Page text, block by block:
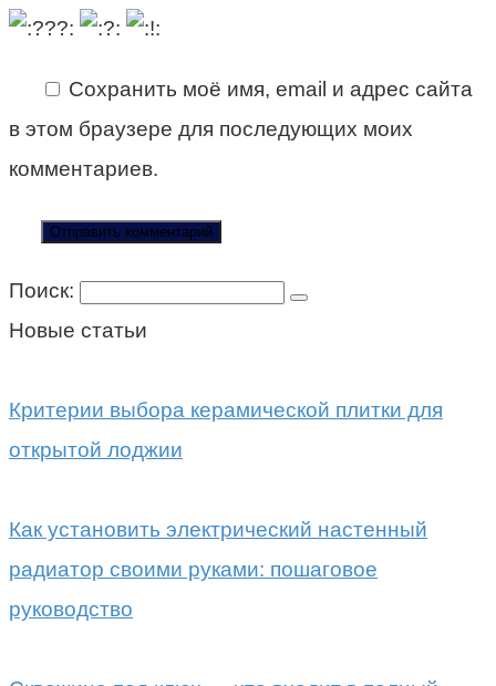
Сохранить моё имя, email и адрес сайта
в этом браузере для последующих моих
комментариев.
Поиск:
Новые статьи
Критерии выбора керамической плитки для
открытой лоджии
Как установить электрический настенный
радиатор своими руками: пошаговое
руководство